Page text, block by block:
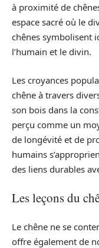
à proximité de
espace sacré où le
chênes symbolisent
l’humain et le divin.
Les croyances
chêne à travers
son bois dans la
perçu comme un
de longévité et de
humains
des liens durables
Les leçons du
Le chêne ne se
offre également de